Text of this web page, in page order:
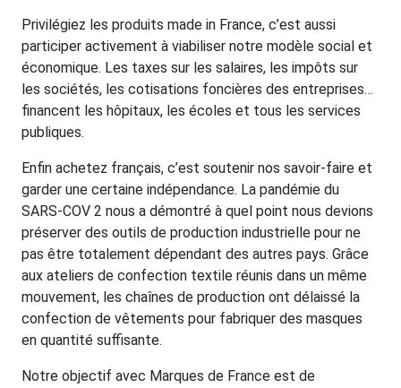
Privilégiez les produits made in France, c’est aussi
participer activement à viabiliser notre modèle social et
économique. Les taxes sur les salaires, les impôts sur
les sociétés, les cotisations foncières des entreprises…
financent les hôpitaux, les écoles et tous les services
publiques.
Enfin achetez français, c’est soutenir nos savoir-faire et
garder une certaine indépendance. La pandémie du
SARS-COV 2 nous a démontré à quel point nous devions
préserver des outils de production industrielle pour ne
pas être totalement dépendant des autres pays. Grâce
aux ateliers de confection textile réunis dans un même
mouvement, les chaînes de production ont délaissé la
confection de vêtements pour fabriquer des masques
en quantité suffisante.
Notre objectif avec Marques de France est de